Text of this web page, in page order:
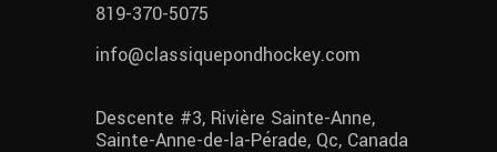
819-370-5075
info@classiquepondhockey.com
Descente #3, Rivière Sainte-Anne,
Sainte-Anne-de-la-Pérade, Qc, Canada